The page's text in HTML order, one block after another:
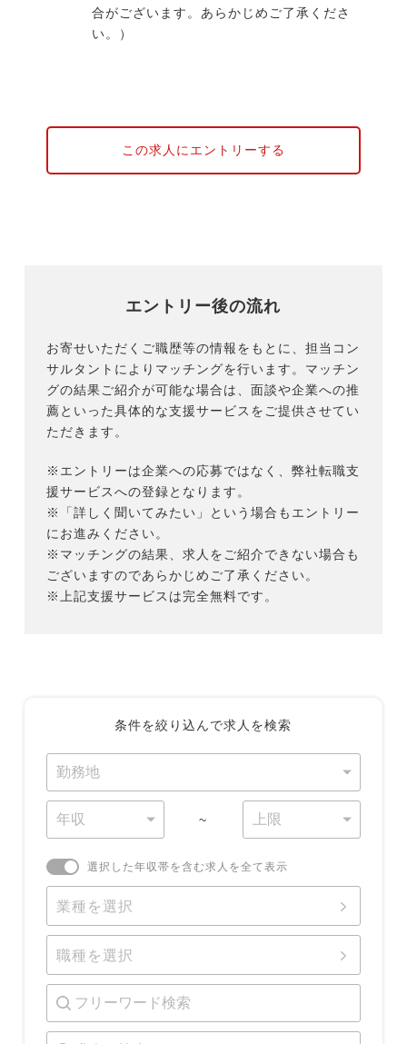
合がございます。あらかじめご了承くださ
い。）
この求人にエントリーする
エントリー後の流れ
お寄せいただくご職歴等の情報をもとに、担当コン
サルタントによりマッチングを行います。マッチン
グの結果ご紹介が可能な場合は、面談や企業への推
薦といった具体的な支援サービスをご提供させてい
ただきます。
※エントリーは企業への応募ではなく、弊社転職支
援サービスへの登録となります。
※「詳しく聞いてみたい」という場合もエントリー
にお進みください。
※マッチングの結果、求人をご紹介できない場合も
ございますのであらかじめご了承ください。
※上記支援サービスは完全無料です。
条件を絞り込んで求人を検索
~
選択した年収帯を含む求人を全て表示
業種を選択
職種を選択